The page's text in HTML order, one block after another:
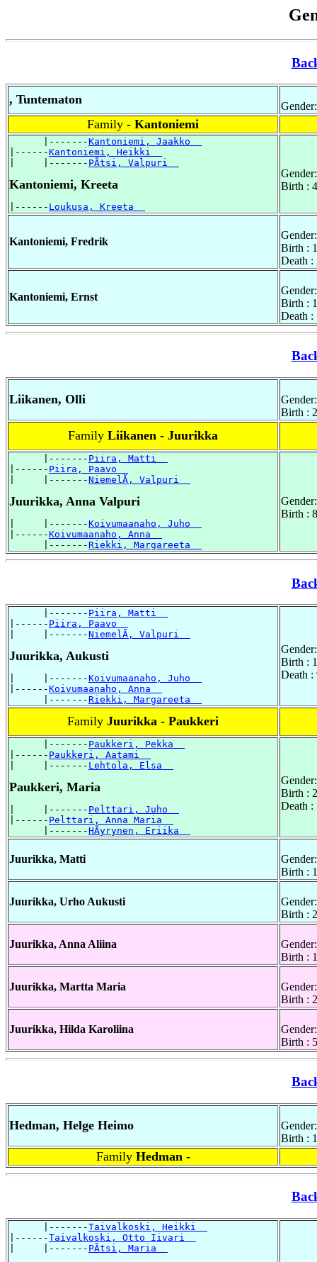
, Tuntematon
Family - Kantoniemi
      |-------
Kantoniemi, Jaakko
|------Kantoniemi, Heikki
|     |------- PÃtsi, Valpuri
Kantoniemi, Kreeta
|------ Loukusa, Kreeta
Birth :
Kantoniemi, Fredrik
Birth :
Death :
Kantoniemi, Ernst
Birth :
Death :
Liikanen, Olli
Birth :
Family Liikanen - Juurikka
      |-------
Piira, Matti
|------ Piira, Paavo
|     |-------NiemelÃ, Valpuri
Juurikka, Anna Valpuri
|     |-------Koivumaanaho, Juho
|------Koivumaanaho, Anna
      |-------
Riekki, Margareeta
Birth :
      |-------
Piira, Matti
|------ Piira, Paavo
|     |-------NiemelÃ, Valpuri
Juurikka, Aukusti
|     |-------Koivumaanaho, Juho
|------Koivumaanaho, Anna
      |-------
Riekki, Margareeta
Birth :
Death :
Family Juurikka - Paukkeri
      |-------
Paukkeri, Pekka
|------ Paukkeri, Aatami
|     |------- Lehtola, Elsa
Paukkeri, Maria
|     |------- Pelttari, Juho
|------ Pelttari, Anna Maria
      |-------
HÃyrynen, Eriika
Birth :
Death :
Juurikka, Matti
Birth :
Juurikka, Urho Aukusti
Birth :
Juurikka, Anna Aliina
Birth :
Juurikka, Martta Maria
Birth :
Juurikka, Hilda Karoliina
Birth :
Hedman, Helge Heimo
Birth :
Family Hedman -
      |-------
Taivalkoski, Heikki
|------Taivalkoski, Otto Iivari
|     |------- PÃtsi, Maria